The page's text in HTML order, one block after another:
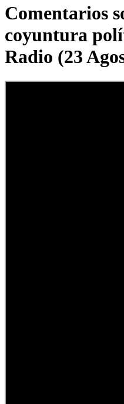
Comentarios
coyuntura
Radio (23